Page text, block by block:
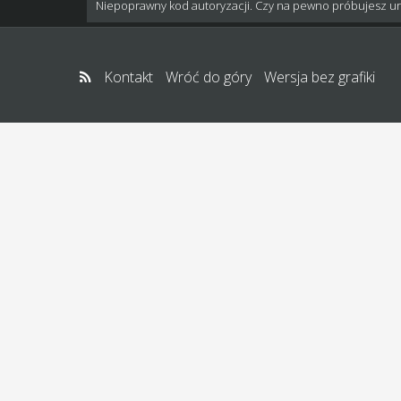
Niepoprawny kod autoryzacji. Czy na pewno próbujesz
Kontakt Wróć do góry Wersja bez grafiki